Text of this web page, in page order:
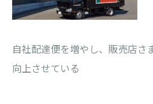
自社配達便を増やし、販売店さ
向上させている